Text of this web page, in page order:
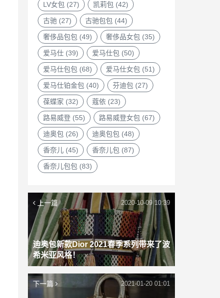
LV女包 (27) 凯莉包 (42)
古驰 (27) 古驰包包 (44)
奢侈品包包 (49) 奢侈品女包 (35)
爱马仕 (39) 爱马仕包 (50)
爱马仕包包 (68) 爱马仕女包 (51)
爱马仕铂金包 (40) 芬迪包 (27)
葆蝶家 (32) 蔻依 (23)
路易威登 (55) 路易威登女包 (67)
迪奥包 (26) 迪奥包包 (48)
香奈儿 (45) 香奈儿包 (87)
香奈儿包包 (83)
上一篇
迪奥包新款Dior 2021春季系列带来了波
希米亚风格！
2020-10-09 10:39
下一篇 2021-01-20 01:01